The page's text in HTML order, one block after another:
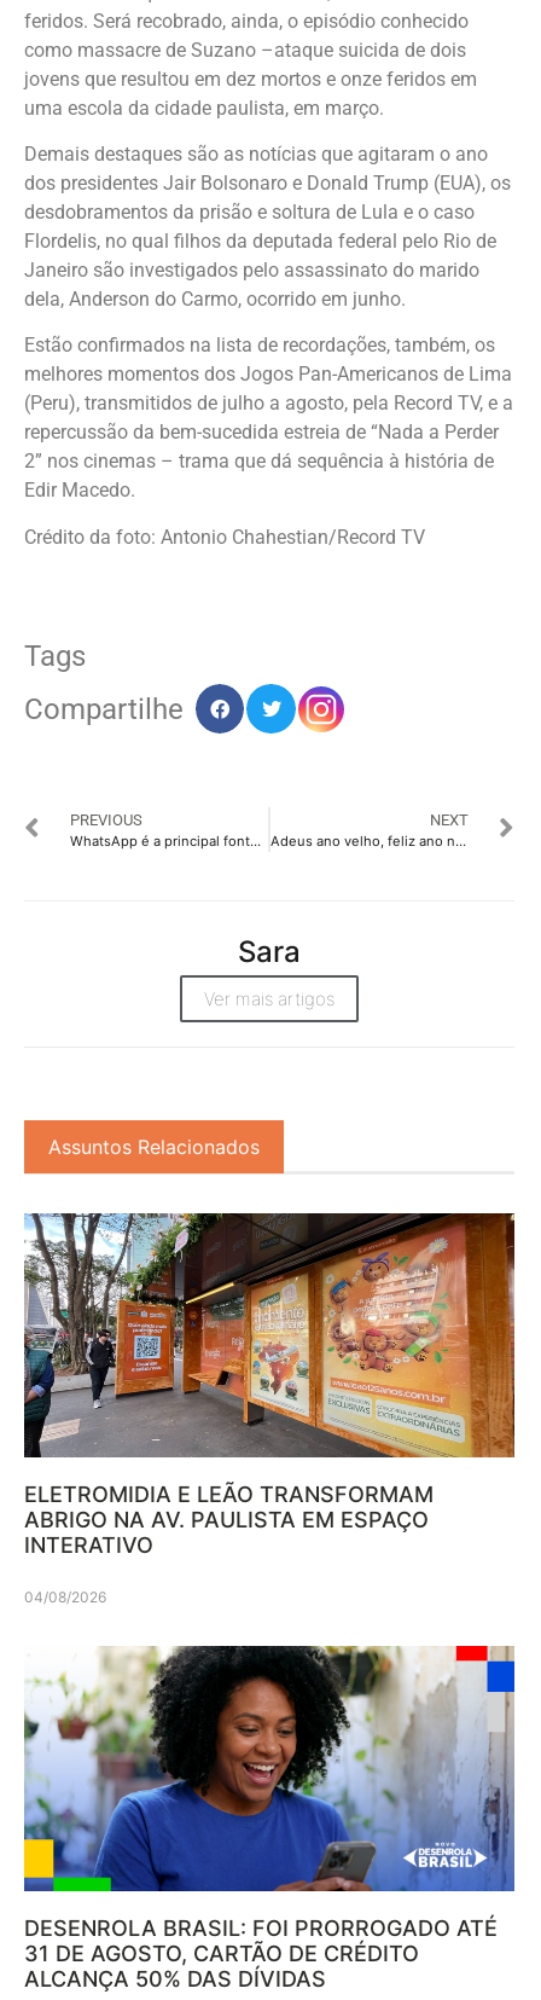
feridos. Será recobrado, ainda, o episódio conhecido
como massacre de Suzano –ataque suicida de dois
jovens que resultou em dez mortos e onze feridos em
uma escola da cidade paulista, em março.
Demais destaques são as notícias que agitaram o ano
dos presidentes Jair Bolsonaro e Donald Trump (EUA), os
desdobramentos da prisão e soltura de Lula e o caso
Flordelis, no qual filhos da deputada federal pelo Rio de
Janeiro são investigados pelo assassinato do marido
dela, Anderson do Carmo, ocorrido em junho.
Estão confirmados na lista de recordações, também, os
melhores momentos dos Jogos Pan-Americanos de Lima
(Peru), transmitidos de julho a agosto, pela Record TV, e a
repercussão da bem-sucedida estreia de “Nada a Perder
2” nos cinemas – trama que dá sequência à história de
Edir Macedo.
Crédito da foto: Antonio Chahestian/Record TV
Tags
Compartilhe
PREVIOUS
WhatsApp é a principal fonte de informação dos brasileiros, aponta pesquisa
NEXT
Adeus ano velho, feliz ano novo!
Sara
Ver mais artigos
Assuntos Relacionados
ELETROMIDIA E LEÃO TRANSFORMAM
ABRIGO NA AV. PAULISTA EM ESPAÇO
INTERATIVO
04/08/2026
DESENROLA BRASIL: FOI PRORROGADO ATÉ
31 DE AGOSTO, CARTÃO DE CRÉDITO
ALCANÇA 50% DAS DÍVIDAS